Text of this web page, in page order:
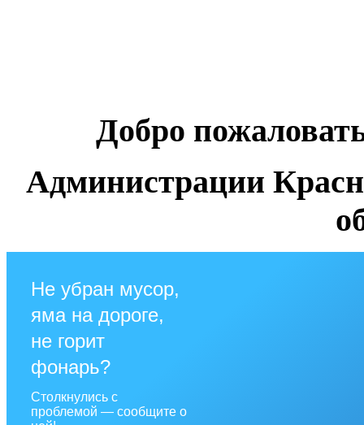
Добро
Администрации
Не убран мусор,
яма на дороге,
не горит
фонарь?
Столкнулись с
проблемой — сообщите о